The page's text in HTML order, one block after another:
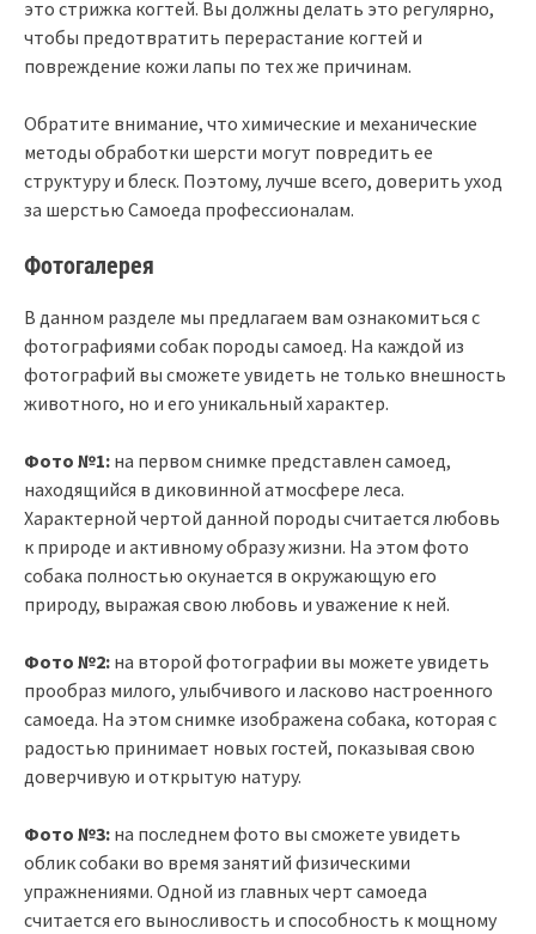
это стрижка когтей. Вы должны делать это регулярно,
чтобы предотвратить перерастание когтей и
повреждение кожи лапы по тех же причинам.
Обратите внимание, что химические и механические
методы обработки шерсти могут повредить ее
структуру и блеск. Поэтому, лучше всего, доверить уход
за шерстью Самоеда профессионалам.
Фотогалерея
В данном разделе мы предлагаем вам ознакомиться с
фотографиями собак породы самоед. На каждой из
фотографий вы сможете увидеть не только внешность
животного, но и его уникальный характер.
Фото №1: на первом снимке представлен самоед,
находящийся в диковинной атмосфере леса.
Характерной чертой данной породы считается любовь
к природе и активному образу жизни. На этом фото
собака полностью окунается в окружающую его
природу, выражая свою любовь и уважение к ней.
Фото №2: на второй фотографии вы можете увидеть
прообраз милого, улыбчивого и ласково настроенного
самоеда. На этом снимке изображена собака, которая с
радостью принимает новых гостей, показывая свою
доверчивую и открытую натуру.
Фото №3: на последнем фото вы сможете увидеть
облик собаки во время занятий физическими
упражнениями. Одной из главных черт самоеда
считается его выносливость и способность к мощному